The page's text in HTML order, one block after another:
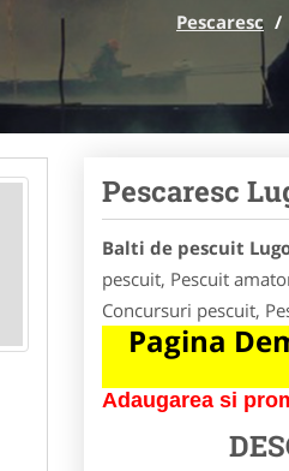
Pescaresc /
Pescaresc
Balti de pescuit
pescuit, Pescuit
Concursuri pescuit,
Pagina
Adaugarea si